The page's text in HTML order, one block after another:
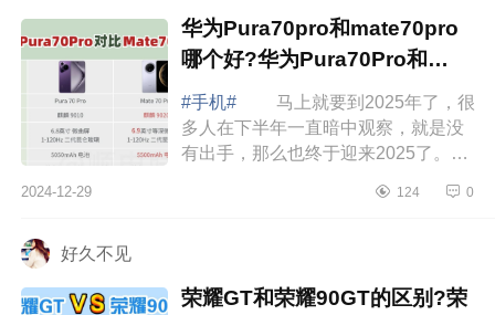
华为Pura70pro和mate70pro
哪个好?华为Pura70Pro和
mate70Pro区别
#手机#
马上就要到2025年了，很
多人在下半年一直暗中观察，就是没
有出手，那么也终于迎来2025了。做
都是比较重要的。如果买笔记本，评
2024-12-29 124 0
好久不见
荣耀GT和荣耀90GT的区别?荣